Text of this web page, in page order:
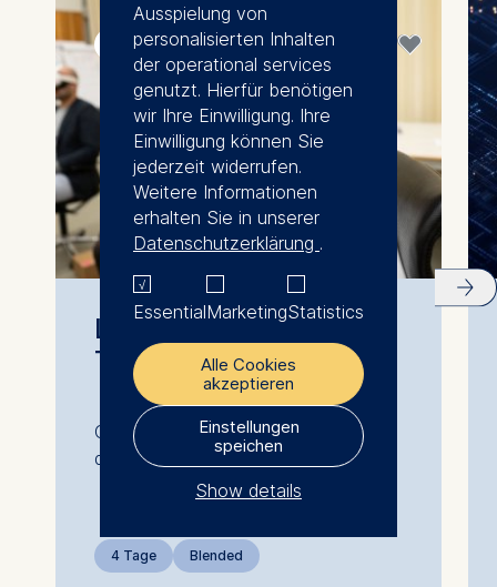
Oktober 2026
Leading Digital
Transformation
Optimierung des Geschäfts durch
digitale Transformation
4 Tage Blended
Ausspielung von
personalisierten Inhalten
der operational services
genutzt. Hierfür benötigen
wir Ihre Einwilligung. Ihre
Einwilligung können Sie
jederzeit widerrufen.
Weitere Informationen
erhalten Sie in unserer
Datenschutzerklärung .
EssentialMarketingStatistics
Alle Cookies
akzeptieren
Einstellungen
speichen
Show details
The controller responsible
for data processing is